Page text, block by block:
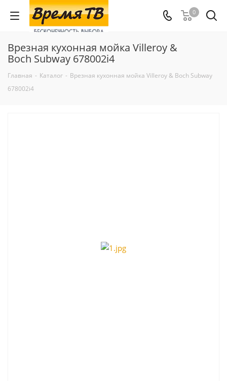
0
Врезная кухонная мойка Villeroy &
Boch Subway 678002i4
Главная - Каталог - Врезная кухонная мойка Villeroy & Boch Subway
678002i4